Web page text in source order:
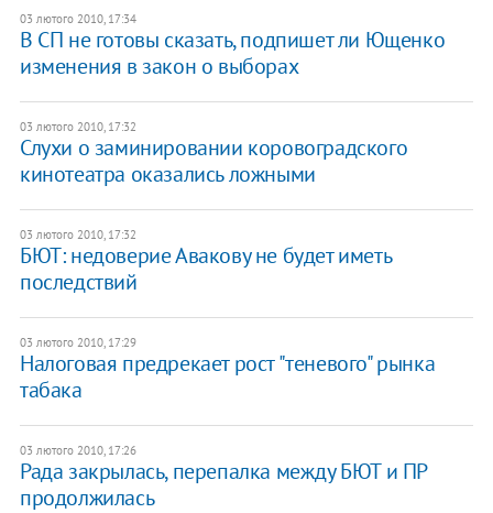
03 лютого 2010, 17:34
В СП не готовы сказать, подпишет ли Ющенко
изменения в закон о выборах
03 лютого 2010, 17:32
Слухи о заминировании коровоградского
кинотеатра оказались ложными
03 лютого 2010, 17:32
БЮТ: недоверие Авакову не будет иметь
последствий
03 лютого 2010, 17:29
Налоговая предрекает рост "теневого" рынка
табака
03 лютого 2010, 17:26
Рада закрылась, перепалка между БЮТ и ПР
продолжилась